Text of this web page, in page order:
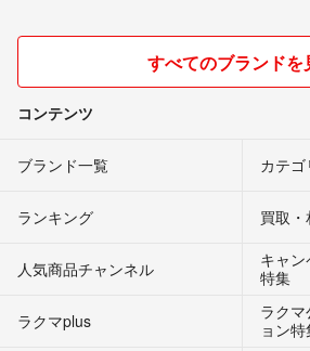
すべてのブランドを
コンテンツ
ブランド一覧 カテ
ランキング 買取
人気商品チャンネル
キャ
特集
ラクマplus
ラク
ョン